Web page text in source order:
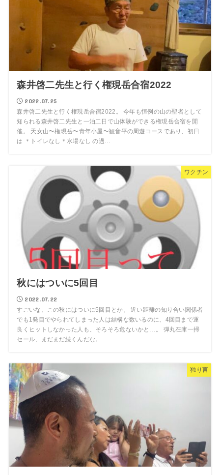
森井啓二先生と行く権現岳合宿2022
2022.07.25
森井啓二先生と行く権現岳合宿2022。 今年も恒例の山の聖者として
知られる森井啓二先生と一泊二日で山体験ができる権現岳合宿を開
催。 天女山〜権現岳〜青年小屋〜観音平の周遊コースであり、初日
は ＊トイレなし＊水場なし の過…
ワクチン
秋にはついに5回目
2022.07.22
すごいな、この秋にはついに5回目とか。 近い距離の知り合い関係者
でも1発目でやられてしまった人は結構な数いるのに、4回目まで運
良くヒットしなかった人も、そろそろ危ないかと…。 弾丸在庫一掃
セール、まだまだ続くんだな。
独り言